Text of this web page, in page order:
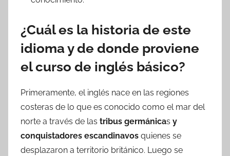
¿Cuál es la historia de este
idioma y de donde proviene
el curso de inglés básico?
Primeramente, el inglés nace en las regiones
costeras de lo que es conocido como el mar del
norte a través de las tribus germánicas y
conquistadores escandinavos quienes se
desplazaron a territorio británico. Luego se